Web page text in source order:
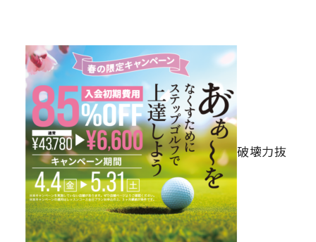
破壊力抜